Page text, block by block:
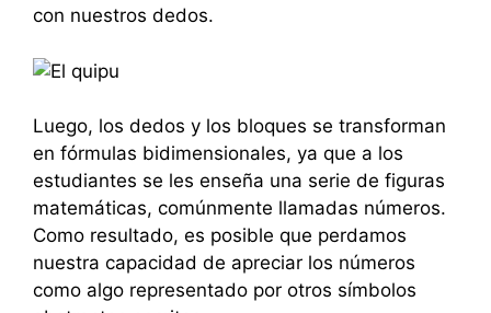
con nuestros dedos.
Luego, los dedos y los bloques se transforman
en fórmulas bidimensionales, ya que a los
estudiantes se les enseña una serie de figuras
matemáticas, comúnmente llamadas números.
Como resultado, es posible que perdamos
nuestra capacidad de apreciar los números
como algo representado por otros símbolos